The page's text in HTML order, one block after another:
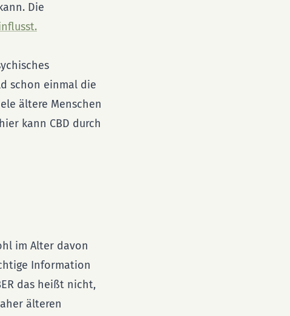
Die
schon einmal die
ältere Menschen
kann CBD durch
im Alter davon
Information
das heißt nicht,
älteren